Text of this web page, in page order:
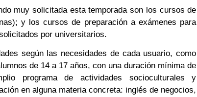
muy solicitada esta temporada son los cursos de
y los cursos de preparación a exámenes para
por universitarios.
según las necesidades de cada usuario, como
de 14 a 17 años, con una duración mínima de
programa de actividades socioculturales y
en alguna materia concreta: inglés de negocios,